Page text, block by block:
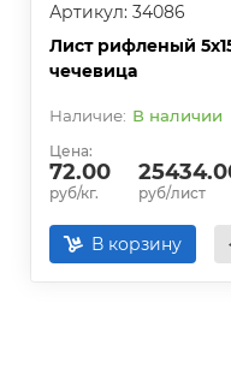
Артикул: 34086
Лист рифленый
чечевица
В наличии
Цена:
72.00
руб/кг. руб/лист
В корзину